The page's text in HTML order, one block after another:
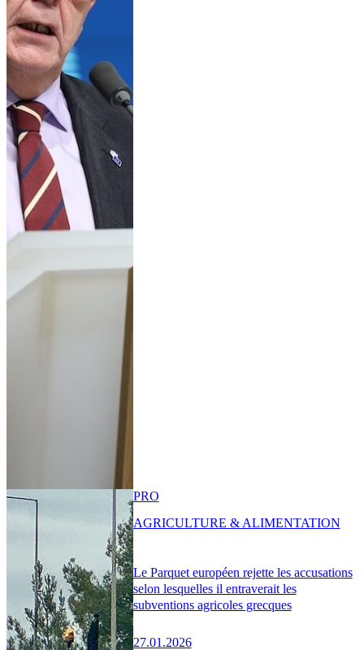
Le Parquet européen rejette les accusations
selon lesquelles il entraverait les
subventions agricoles grecques
27.01.2026
PRO
AGRICULTURE & ALIMENTATION